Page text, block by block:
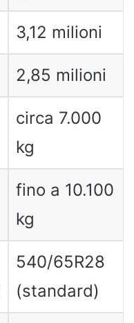
3,12 milioni
2,85 milioni
circa 7.000
kg
fino a 10.100
kg
540/65R28
(standard)